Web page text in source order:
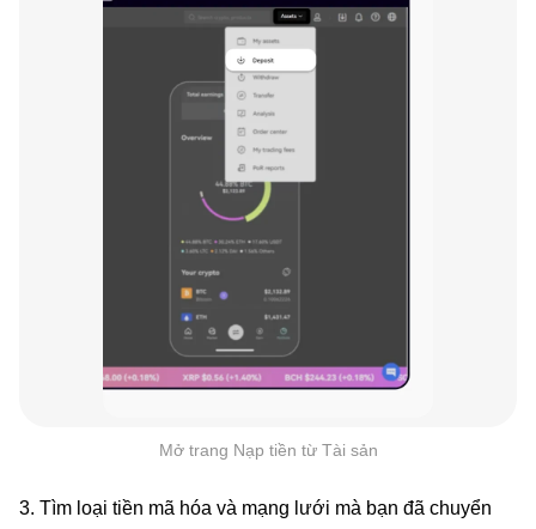
Mở trang Nạp tiền từ Tài sản
3. Tìm loại tiền mã hóa và mạng lưới mà bạn đã chuyển